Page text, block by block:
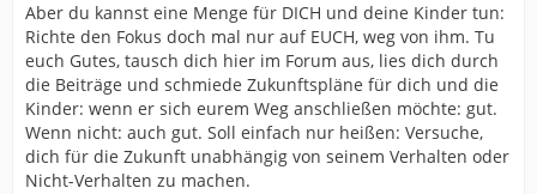
Aber du kannst eine Menge für DICH und deine Kinder tun:
Richte den Fokus doch mal nur auf EUCH, weg von ihm. Tu
euch Gutes, tausch dich hier im Forum aus, lies dich durch
die Beiträge und schmiede Zukunftspläne für dich und die
Kinder: wenn er sich eurem Weg anschließen möchte: gut.
Wenn nicht: auch gut. Soll einfach nur heißen: Versuche,
dich für die Zukunft unabhängig von seinem Verhalten oder
Nicht-Verhalten zu machen.